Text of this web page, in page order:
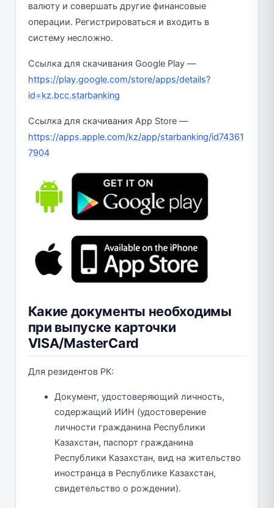
валюту и совершать другие финансовые
операции. Регистрироваться и входить в
систему несложно.
Ссылка для скачивания Google Play —
https://play.google.com/store/apps/details?
id=kz.bcc.starbanking
Ссылка для скачивания App Store —
https://apps.apple.com/kz/app/starbanking/id74361
7904
Какие документы необходимы
при выпуске карточки
VISA/MasterCard
Для резидентов РК:
Документ, удостоверяющий личность,
содержащий ИИН (удостоверение
личности гражданина Республики
Казахстан, паспорт гражданина
Республики Казахстан, вид на жительство
иностранца в Республике Казахстан,
свидетельство о рождении).